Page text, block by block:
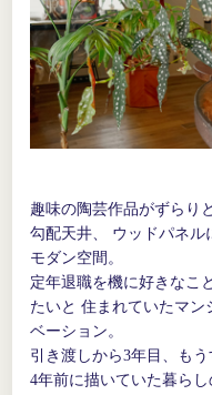
趣味の陶芸作品がずらり
勾配天井、
ウッドパネル
モダン空間。
定年退職を機に好きなこ
たいと 住まれていたマン
ベーション。
引き渡しから3年目、も
4年前に描いていた暮ら